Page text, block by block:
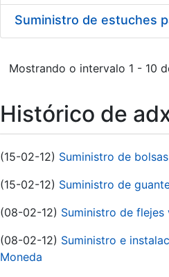
Suministro de estuches
Mostrando o intervalo 1 - 10
Histórico de
(15-02-12) Suministro de
(15-02-12) Suministro de
(08-02-12) Suministro de
(08-02-12) Suministro e
Moneda